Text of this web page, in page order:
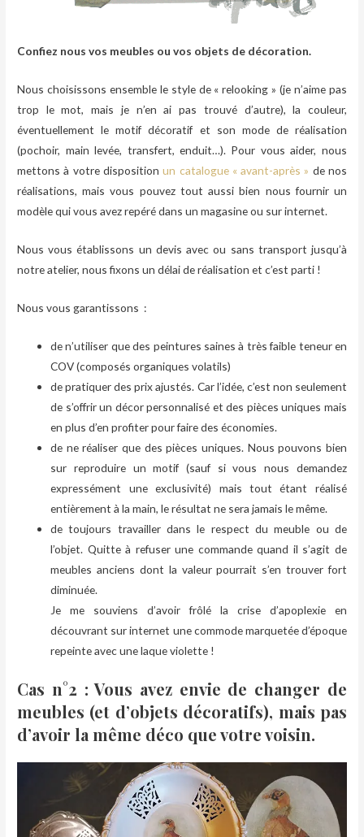
Confiez nous vos meubles ou vos objets de décoration.
Nous choisissons ensemble le style de « relooking » (je n’aime pas
trop le mot, mais je n’en ai pas trouvé d’autre), la couleur,
éventuellement le motif décoratif et son mode de réalisation
(pochoir, main levée, transfert, enduit…). Pour vous aider, nous
mettons à votre disposition un catalogue « avant-après » de nos
réalisations, mais vous pouvez tout aussi bien nous fournir un
modèle qui vous avez repéré dans un magasine ou sur internet.
Nous vous établissons un devis avec ou sans transport jusqu’à
notre atelier, nous fixons un délai de réalisation et c’est parti !
Nous vous garantissons :
de n’utiliser que des peintures saines à très faible teneur en
COV (composés organiques volatils)
de pratiquer des prix ajustés. Car l’idée, c’est non seulement
de s’offrir un décor personnalisé et des pièces uniques mais
en plus d’en profiter pour faire des économies.
de ne réaliser que des pièces uniques. Nous pouvons bien
sur reproduire un motif (sauf si vous nous demandez
expressément une exclusivité) mais tout étant réalisé
entièrement à la main, le résultat ne sera jamais le même.
de toujours travailler dans le respect du meuble ou de
l’objet. Quitte à refuser une commande quand il s’agit de
meubles anciens dont la valeur pourrait s’en trouver fort
diminuée.
Je me souviens d’avoir frôlé la crise d’apoplexie en
découvrant sur internet une commode marquetée d’époque
repeinte avec une laque violette !
Cas n°2 : Vous avez envie de changer de
meubles (et d’objets décoratifs), mais pas
d’avoir la même déco que votre voisin.